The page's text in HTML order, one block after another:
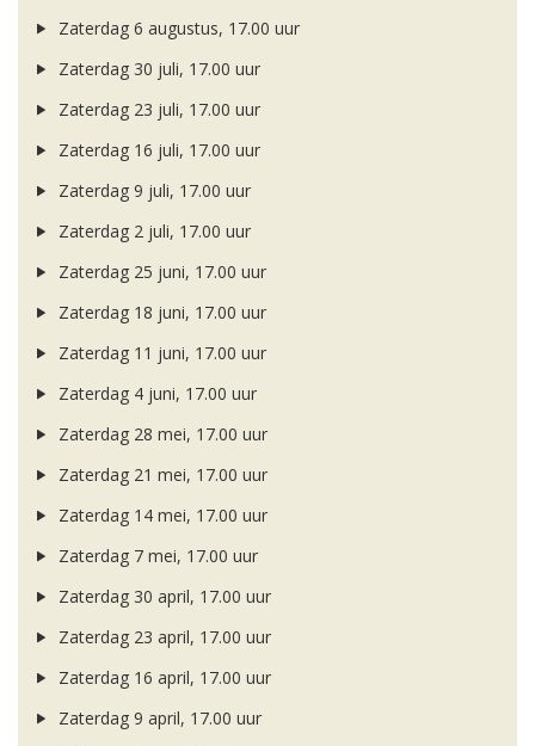
Zaterdag 6 augustus, 17.00 uur
Zaterdag 30 juli, 17.00 uur
Zaterdag 23 juli, 17.00 uur
Zaterdag 16 juli, 17.00 uur
Zaterdag 9 juli, 17.00 uur
Zaterdag 2 juli, 17.00 uur
Zaterdag 25 juni, 17.00 uur
Zaterdag 18 juni, 17.00 uur
Zaterdag 11 juni, 17.00 uur
Zaterdag 4 juni, 17.00 uur
Zaterdag 28 mei, 17.00 uur
Zaterdag 21 mei, 17.00 uur
Zaterdag 14 mei, 17.00 uur
Zaterdag 7 mei, 17.00 uur
Zaterdag 30 april, 17.00 uur
Zaterdag 23 april, 17.00 uur
Zaterdag 16 april, 17.00 uur
Zaterdag 9 april, 17.00 uur